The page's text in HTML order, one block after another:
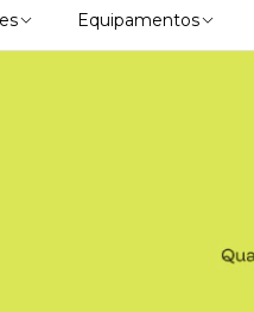
Equipamentos